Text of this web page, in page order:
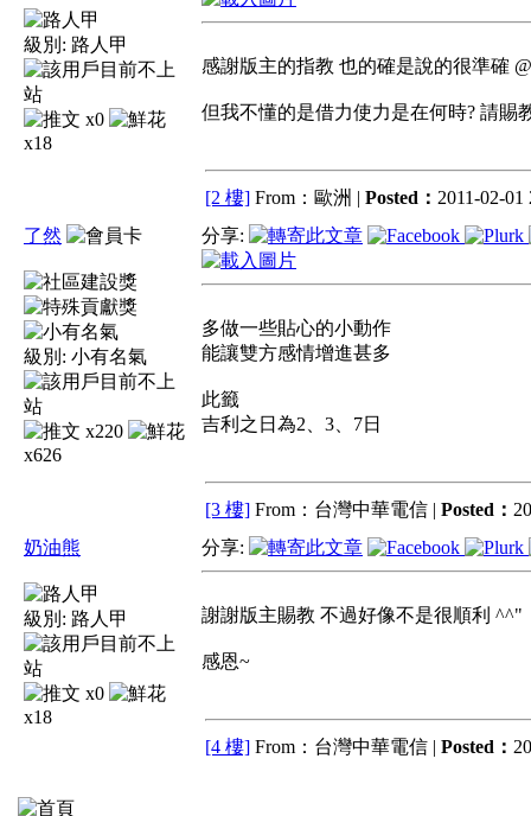
級別: 路人甲
x0
x18
感謝版主的指教 也的確是說的很準確
但我不懂的是借力使力是在何時? 請賜
[2 樓] From：歐洲 | Posted： 2011-02-01
了然
級別: 小有名氣
x220
x626
分享:
多做一些貼心的小動作
能讓雙方感情增進甚多
此籤
吉利之日為2、3、7日
[3 樓] From：台灣中華電信 | Posted：
奶油熊
級別: 路人甲
x0
x18
分享:
謝謝版主賜教 不過好像不是很順利 ^^"
感恩~
[4 樓] From：台灣中華電信 | Posted：